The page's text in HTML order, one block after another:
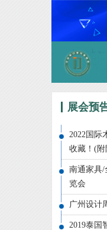
展会预
2022国际
收藏！(
南通家具/
览会
广州设计
2019泰国